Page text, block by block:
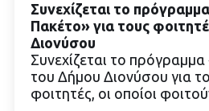
ΔΙΑΒΑΣΤΕ
Συνεχίζεται το
Πακέτο» για τους
Διονύσου
Συνεχίζεται το
του Δήμου Διονύσου για
φοιτητές, οι οποίοι